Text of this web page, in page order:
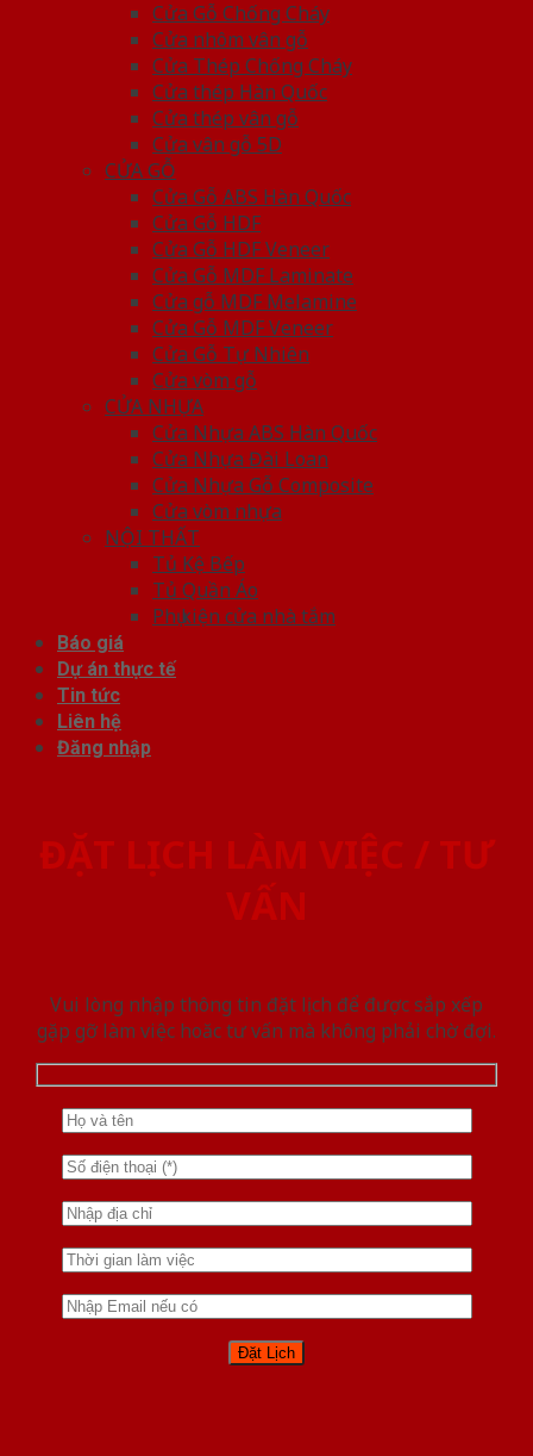
Cửa Gỗ Chống Cháy
Cửa nhôm vân gỗ
Cửa Thép Chống Cháy
Cửa thép Hàn Quốc
Cửa thép vân gỗ
Cửa vân gỗ 5D
CỬA GỖ
Cửa Gỗ ABS Hàn Quốc
Cửa Gỗ HDF
Cửa Gỗ HDF Veneer
Cửa Gỗ MDF Laminate
Cửa gỗ MDF Melamine
Cửa Gỗ MDF Veneer
Cửa Gỗ Tự Nhiên
Cửa vòm gỗ
CỬA NHỰA
Cửa Nhựa ABS Hàn Quốc
Cửa Nhựa Đài Loan
Cửa Nhựa Gỗ Composite
Cửa vòm nhựa
NỘI THẤT
Tủ Kệ Bếp
Tủ Quần Áo
Phụ kiện cửa nhà tắm
Báo giá
Dự án thực tế
Tin tức
Liên hệ
Đăng nhập
ĐẶT LỊCH LÀM VIỆC / TƯ
VẤN
Vui lòng nhập thông tin đặt lịch để được sắp xếp
gặp gỡ làm việc hoăc tư vấn mà không phải chờ đợi.